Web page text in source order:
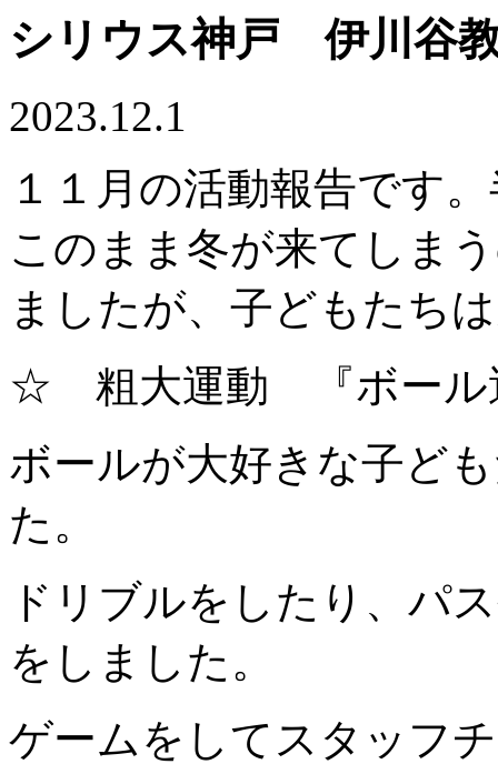
シリウス神戸 伊川谷
2023.12.1
１１月の活動報告です
このまま冬が来てしま
ましたが、子どもたち
☆ 粗大運動 『ボール
ボールが大好きな子ど
た。
ドリブルをしたり、パ
をしました。
ゲームをしてスタッフ